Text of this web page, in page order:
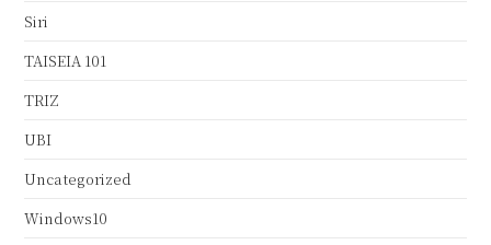
Siri
TAISEIA 101
TRIZ
UBI
Uncategorized
Windows10